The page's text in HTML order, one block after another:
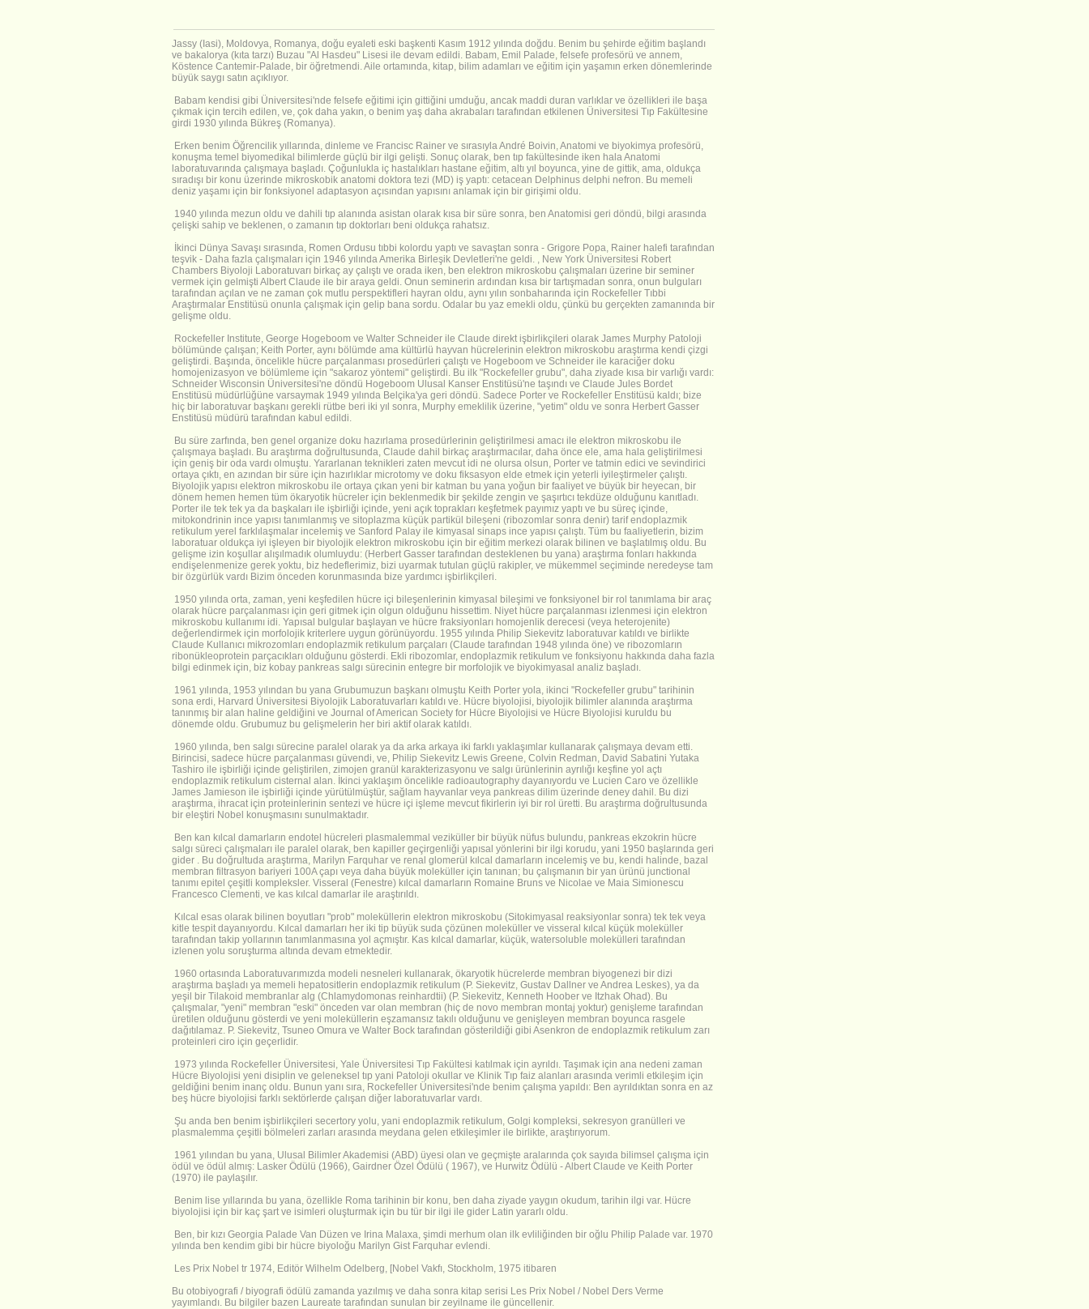
Jassy (Iasi), Moldovya, Romanya, doğu eyaleti eski başkenti Kasım 1912 yılında doğdu. Benim bu şehirde eğitim başlandı
ve bakalorya (kıta tarzı) Buzau "Al Hasdeu" Lisesi ile devam edildi. Babam, Emil Palade, felsefe profesörü ve annem,
Köstence Cantemir-Palade, bir öğretmendi. Aile ortamında, kitap, bilim adamları ve eğitim için yaşamın erken dönemlerinde
büyük saygı satın açıklıyor.
Babam kendisi gibi Üniversitesi'nde felsefe eğitimi için gittiğini umduğu, ancak maddi duran varlıklar ve özellikleri ile başa
çıkmak için tercih edilen, ve, çok daha yakın, o benim yaş daha akrabaları tarafından etkilenen Üniversitesi Tıp Fakültesine
girdi 1930 yılında Bükreş (Romanya).
Erken benim Öğrencilik yıllarında, dinleme ve Francisc Rainer ve sırasıyla André Boivin, Anatomi ve biyokimya profesörü,
konuşma temel biyomedikal bilimlerde güçlü bir ilgi gelişti. Sonuç olarak, ben tıp fakültesinde iken hala Anatomi
laboratuvarında çalışmaya başladı. Çoğunlukla iç hastalıkları hastane eğitim, altı yıl boyunca, yine de gittik, ama, oldukça
sıradışı bir konu üzerinde mikroskobik anatomi doktora tezi (MD) iş yaptı: cetacean Delphinus delphi nefron. Bu memeli
deniz yaşamı için bir fonksiyonel adaptasyon açısından yapısını anlamak için bir girişimi oldu.
1940 yılında mezun oldu ve dahili tıp alanında asistan olarak kısa bir süre sonra, ben Anatomisi geri döndü, bilgi arasında
çelişki sahip ve beklenen, o zamanın tıp doktorları beni oldukça rahatsız.
İkinci Dünya Savaşı sırasında, Romen Ordusu tıbbi kolordu yaptı ve savaştan sonra - Grigore Popa, Rainer halefi tarafından
teşvik - Daha fazla çalışmaları için 1946 yılında Amerika Birleşik Devletleri'ne geldi. , New York Üniversitesi Robert
Chambers Biyoloji Laboratuvarı birkaç ay çalıştı ve orada iken, ben elektron mikroskobu çalışmaları üzerine bir seminer
vermek için gelmişti Albert Claude ile bir araya geldi. Onun seminerin ardından kısa bir tartışmadan sonra, onun bulguları
tarafından açılan ve ne zaman çok mutlu perspektifleri hayran oldu, aynı yılın sonbaharında için Rockefeller Tıbbi
Araştırmalar Enstitüsü onunla çalışmak için gelip bana sordu. Odalar bu yaz emekli oldu, çünkü bu gerçekten zamanında bir
gelişme oldu.
Rockefeller Institute, George Hogeboom ve Walter Schneider ile Claude direkt işbirlikçileri olarak James Murphy Patoloji
bölümünde çalışan; Keith Porter, aynı bölümde ama kültürlü hayvan hücrelerinin elektron mikroskobu araştırma kendi çizgi
geliştirdi. Başında, öncelikle hücre parçalanması prosedürleri çalıştı ve Hogeboom ve Schneider ile karaciğer doku
homojenizasyon ve bölümleme için "sakaroz yöntemi" geliştirdi. Bu ilk "Rockefeller grubu", daha ziyade kısa bir varlığı vardı:
Schneider Wisconsin Üniversitesi'ne döndü Hogeboom Ulusal Kanser Enstitüsü'ne taşındı ve Claude Jules Bordet
Enstitüsü müdürlüğüne varsaymak 1949 yılında Belçika'ya geri döndü. Sadece Porter ve Rockefeller Enstitüsü kaldı; bize
hiç bir laboratuvar başkanı gerekli rütbe beri iki yıl sonra, Murphy emeklilik üzerine, "yetim" oldu ve sonra Herbert Gasser
Enstitüsü müdürü tarafından kabul edildi.
Bu süre zarfında, ben genel organize doku hazırlama prosedürlerinin geliştirilmesi amacı ile elektron mikroskobu ile
çalışmaya başladı. Bu araştırma doğrultusunda, Claude dahil birkaç araştırmacılar, daha önce ele, ama hala geliştirilmesi
için geniş bir oda vardı olmuştu. Yararlanan teknikleri zaten mevcut idi ne olursa olsun, Porter ve tatmin edici ve sevindirici
ortaya çıktı, en azından bir süre için hazırlıklar microtomy ve doku fiksasyon elde etmek için yeterli iyileştirmeler çalıştı.
Biyolojik yapısı elektron mikroskobu ile ortaya çıkan yeni bir katman bu yana yoğun bir faaliyet ve büyük bir heyecan, bir
dönem hemen hemen tüm ökaryotik hücreler için beklenmedik bir şekilde zengin ve şaşırtıcı tekdüze olduğunu kanıtladı.
Porter ile tek tek ya da başkaları ile işbirliği içinde, yeni açık toprakları keşfetmek payımız yaptı ve bu süreç içinde,
mitokondrinin ince yapısı tanımlanmış ve sitoplazma küçük partikül bileşeni (ribozomlar sonra denir) tarif endoplazmik
retikulum yerel farklılaşmalar incelemiş ve Sanford Palay ile kimyasal sinaps ince yapısı çalıştı. Tüm bu faaliyetlerin, bizim
laboratuar oldukça iyi işleyen bir biyolojik elektron mikroskobu için bir eğitim merkezi olarak bilinen ve başlatılmış oldu. Bu
gelişme izin koşullar alışılmadık olumluydu: (Herbert Gasser tarafından desteklenen bu yana) araştırma fonları hakkında
endişelenmenize gerek yoktu, biz hedeflerimiz, bizi uyarmak tutulan güçlü rakipler, ve mükemmel seçiminde neredeyse tam
bir özgürlük vardı Bizim önceden korunmasında bize yardımcı işbirlikçileri.
1950 yılında orta, zaman, yeni keşfedilen hücre içi bileşenlerinin kimyasal bileşimi ve fonksiyonel bir rol tanımlama bir araç
olarak hücre parçalanması için geri gitmek için olgun olduğunu hissettim. Niyet hücre parçalanması izlenmesi için elektron
mikroskobu kullanımı idi. Yapısal bulgular başlayan ve hücre fraksiyonları homojenlik derecesi (veya heterojenite)
değerlendirmek için morfolojik kriterlere uygun görünüyordu. 1955 yılında Philip Siekevitz laboratuvar katıldı ve birlikte
Claude Kullanıcı mikrozomları endoplazmik retikulum parçaları (Claude tarafından 1948 yılında öne) ve ribozomların
ribonükleoprotein parçacıkları olduğunu gösterdi. Ekli ribozomlar, endoplazmik retikulum ve fonksiyonu hakkında daha fazla
bilgi edinmek için, biz kobay pankreas salgı sürecinin entegre bir morfolojik ve biyokimyasal analiz başladı.
1961 yılında, 1953 yılından bu yana Grubumuzun başkanı olmuştu Keith Porter yola, ikinci "Rockefeller grubu" tarihinin
sona erdi, Harvard Üniversitesi Biyolojik Laboratuvarları katıldı ve. Hücre biyolojisi, biyolojik bilimler alanında araştırma
tanınmış bir alan haline geldiğini ve Journal of American Society for Hücre Biyolojisi ve Hücre Biyolojisi kuruldu bu
dönemde oldu. Grubumuz bu gelişmelerin her biri aktif olarak katıldı.
1960 yılında, ben salgı sürecine paralel olarak ya da arka arkaya iki farklı yaklaşımlar kullanarak çalışmaya devam etti.
Birincisi, sadece hücre parçalanması güvendi, ve, Philip Siekevitz Lewis Greene, Colvin Redman, David Sabatini Yutaka
Tashiro ile işbirliği içinde geliştirilen, zimojen granül karakterizasyonu ve salgı ürünlerinin ayrılığı keşfine yol açtı
endoplazmik retikulum cisternal alan. İkinci yaklaşım öncelikle radioautography dayanıyordu ve Lucien Caro ve özellikle
James Jamieson ile işbirliği içinde yürütülmüştür, sağlam hayvanlar veya pankreas dilim üzerinde deney dahil. Bu dizi
araştırma, ihracat için proteinlerinin sentezi ve hücre içi işleme mevcut fikirlerin iyi bir rol üretti. Bu araştırma doğrultusunda
bir eleştiri Nobel konuşmasını sunulmaktadır.
Ben kan kılcal damarların endotel hücreleri plasmalemmal veziküller bir büyük nüfus bulundu, pankreas ekzokrin hücre
salgı süreci çalışmaları ile paralel olarak, ben kapiller geçirgenliği yapısal yönlerini bir ilgi korudu, yani 1950 başlarında geri
gider . Bu doğrultuda araştırma, Marilyn Farquhar ve renal glomerül kılcal damarların incelemiş ve bu, kendi halinde, bazal
membran filtrasyon bariyeri 100A çapı veya daha büyük moleküller için tanınan; bu çalışmanın bir yan ürünü junctional
tanımı epitel çeşitli kompleksler. Visseral (Fenestre) kılcal damarların Romaine Bruns ve Nicolae ve Maia Simionescu
Francesco Clementi, ve kas kılcal damarlar ile araştırıldı.
Kılcal esas olarak bilinen boyutları "prob" moleküllerin elektron mikroskobu (Sitokimyasal reaksiyonlar sonra) tek tek veya
kitle tespit dayanıyordu. Kılcal damarları her iki tip büyük suda çözünen moleküller ve visseral kılcal küçük moleküller
tarafından takip yollarının tanımlanmasına yol açmıştır. Kas kılcal damarlar, küçük, watersoluble molekülleri tarafından
izlenen yolu soruşturma altında devam etmektedir.
1960 ortasında Laboratuvarımızda modeli nesneleri kullanarak, ökaryotik hücrelerde membran biyogenezi bir dizi
araştırma başladı ya memeli hepatositlerin endoplazmik retikulum (P. Siekevitz, Gustav Dallner ve Andrea Leskes), ya da
yeşil bir Tilakoid membranlar alg (Chlamydomonas reinhardtii) (P. Siekevitz, Kenneth Hoober ve Itzhak Ohad). Bu
çalışmalar, "yeni" membran "eski" önceden var olan membran (hiç de novo membran montaj yoktur) genişleme tarafından
üretilen olduğunu gösterdi ve yeni moleküllerin eşzamansız takılı olduğunu ve genişleyen membran boyunca rasgele
dağıtılamaz. P. Siekevitz, Tsuneo Omura ve Walter Bock tarafından gösterildiği gibi Asenkron de endoplazmik retikulum zarı
proteinleri ciro için geçerlidir.
1973 yılında Rockefeller Üniversitesi, Yale Üniversitesi Tıp Fakültesi katılmak için ayrıldı. Taşımak için ana nedeni zaman
Hücre Biyolojisi yeni disiplin ve geleneksel tıp yani Patoloji okullar ve Klinik Tıp faiz alanları arasında verimli etkileşim için
geldiğini benim inanç oldu. Bunun yanı sıra, Rockefeller Üniversitesi'nde benim çalışma yapıldı: Ben ayrıldıktan sonra en az
beş hücre biyolojisi farklı sektörlerde çalışan diğer laboratuvarlar vardı.
Şu anda ben benim işbirlikçileri secertory yolu, yani endoplazmik retikulum, Golgi kompleksi, sekresyon granülleri ve
plasmalemma çeşitli bölmeleri zarları arasında meydana gelen etkileşimler ile birlikte, araştırıyorum.
1961 yılından bu yana, Ulusal Bilimler Akademisi (ABD) üyesi olan ve geçmişte aralarında çok sayıda bilimsel çalışma için
ödül ve ödül almış: Lasker Ödülü (1966), Gairdner Özel Ödülü ( 1967), ve Hurwitz Ödülü - Albert Claude ve Keith Porter
(1970) ile paylaşılır.
Benim lise yıllarında bu yana, özellikle Roma tarihinin bir konu, ben daha ziyade yaygın okudum, tarihin ilgi var. Hücre
biyolojisi için bir kaç şart ve isimleri oluşturmak için bu tür bir ilgi ile gider Latin yararlı oldu.
Ben, bir kızı Georgia Palade Van Düzen ve Irina Malaxa, şimdi merhum olan ilk evliliğinden bir oğlu Philip Palade var. 1970
yılında ben kendim gibi bir hücre biyoloğu Marilyn Gist Farquhar evlendi.
Les Prix Nobel tr 1974, Editör Wilhelm Odelberg, [Nobel Vakfı, Stockholm, 1975 itibaren
Bu otobiyografi / biyografi ödülü zamanda yazılmış ve daha sonra kitap serisi Les Prix Nobel / Nobel Ders Verme
yayımlandı. Bu bilgiler bazen Laureate tarafından sunulan bir zeyilname ile güncellenir.